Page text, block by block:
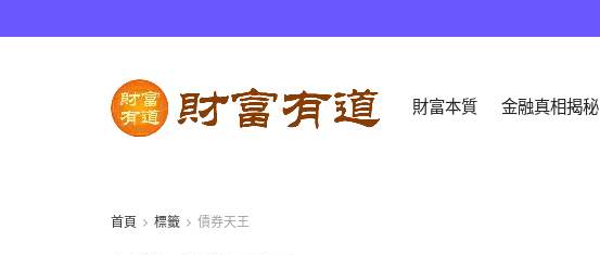
財富本質 金融真相揭秘
首頁 標籤 債券天王